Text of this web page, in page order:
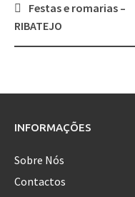
Post
navigation
Festas e romarias –
RIBATEJO
INFORMAÇÕES
Sobre Nós
Contactos